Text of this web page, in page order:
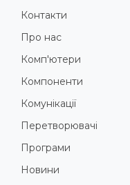
Контакти
Про нас
Комп'ютери
Компоненти
Комунікації
Перетворювачі
Програми
Новини